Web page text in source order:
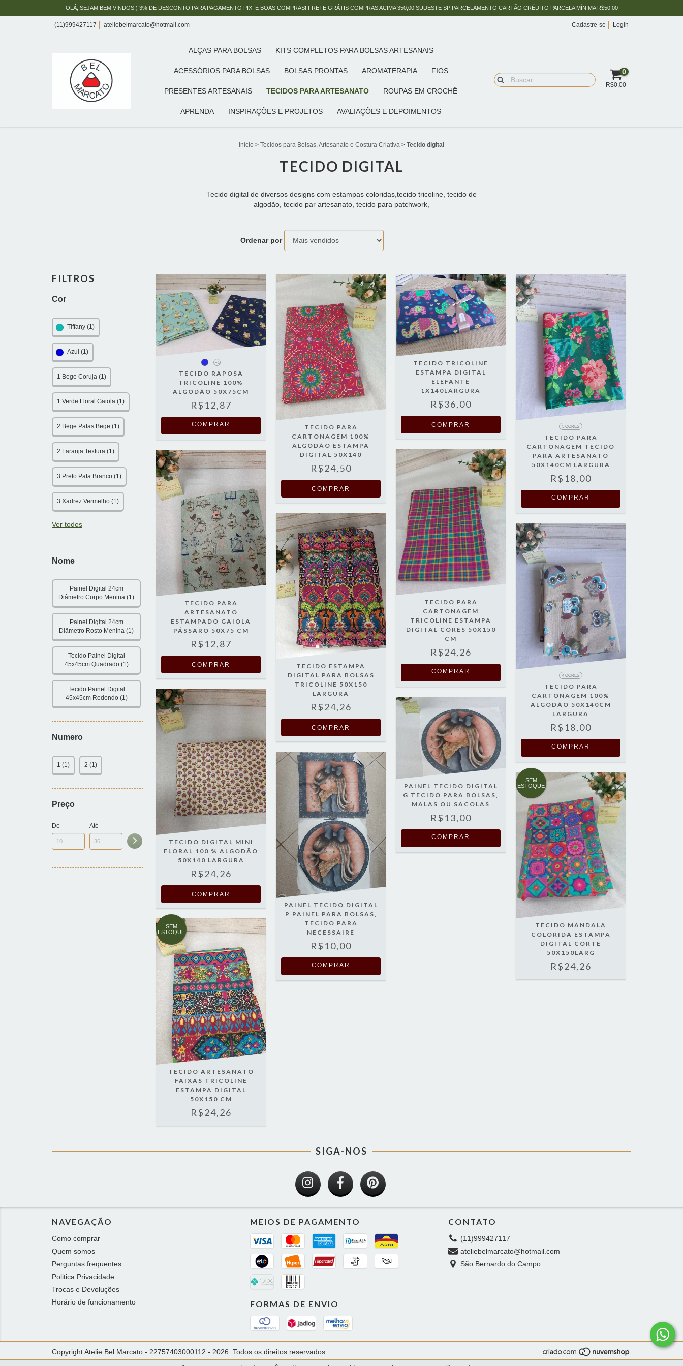
OLÁ, SEJAM BEM VINDOS:) 3% DE DESCONTO PARA PAGAMENTO PIX. E BOAS COMPRAS! FRETE GRÁTIS COMPRAS ACIMA 350,00 SUDESTE SP PARCELAMENTO CARTÃO CRÉDITO PARCELA MÍNIMA R$50,00
(11)999427117 ateliebelmarcato@hotmail.com Cadastre-se Login
ALÇAS PARA BOLSAS KITS COMPLETOS PARA BOLSAS ARTESANAIS
ACESSÓRIOS PARA BOLSAS BOLSAS PRONTAS AROMATERAPIA FIOS
PRESENTES ARTESANAIS TECIDOS PARA ARTESANATO ROUPAS EM CROCHÊ
APRENDA INSPIRAÇÕES E PROJETOS AVALIAÇÕES E DEPOIMENTOS
0
R$0,00
Início > Tecidos para Bolsas, Artesanato e Costura Criativa > Tecido digital
TECIDO DIGITAL
Tecido digital de diversos designs com estampas coloridas,tecido tricoline, tecido de
algodão, tecido par artesanato, tecido para patchwork,
Ordenar por
FILTROS
Cor
Tiffany (1)
Azul (1)
1 Bege Coruja (1)
1 Verde Floral Gaiola (1)
2 Bege Patas Bege (1)
2 Laranja Textura (1)
3 Preto Pata Branco (1)
3 Xadrez Vermelho (1)
Ver todos
Nome
Painel Digital 24cm
Diâmetro Corpo Menina (1)
Painel Digital 24cm
Diâmetro Rosto Menina (1)
Tecido Painel Digital
45x45cm Quadrado (1)
Tecido Painel Digital
45x45cm Redondo (1)
Numero
1 (1) 2 (1)
Preço
De Até
+1
TECIDO RAPOSA
TRICOLINE 100%
ALGODÃO 50X75CM
R$12,87
COMPRAR
TECIDO PARA
CARTONAGEM 100%
ALGODÃO ESTAMPA
DIGITAL 50X140
R$24,50
TECIDO TRICOLINE
ESTAMPA DIGITAL
ELEFANTE
1X140LARGURA
R$36,00
5 CORES
TECIDO PARA
CARTONAGEM TECIDO
PARA ARTESANATO
50X140CM LARGURA
R$18,00
COMPRAR
TECIDO PARA
ARTESANATO
ESTAMPADO GAIOLA
PÁSSARO 50X75 CM
R$12,87
TECIDO ESTAMPA
DIGITAL PARA BOLSAS
TRICOLINE 50X150
LARGURA
R$24,26
TECIDO PARA
CARTONAGEM
TRICOLINE ESTAMPA
DIGITAL CORES 50X150
CM
R$24,26
COMPRAR
4 CORES
TECIDO PARA
CARTONAGEM 100%
ALGODÃO 50X140CM
LARGURA
R$18,00
COMPRAR
TECIDO DIGITAL MINI
FLORAL 100 % ALGODÃO
50X140 LARGURA
R$24,26
PAINEL TECIDO DIGITAL
P PAINEL PARA BOLSAS,
TECIDO PARA
NECESSAIRE
R$10,00
COMPRAR
PAINEL TECIDO DIGITAL
G TECIDO PARA BOLSAS,
MALAS OU SACOLAS
R$13,00
COMPRAR
SEM
ESTOQUE
TECIDO MANDALA
COLORIDA ESTAMPA
DIGITAL CORTE
50X150LARG
R$24,26
SEM
ESTOQUE
TECIDO ARTESANATO
FAIXAS TRICOLINE
ESTAMPA DIGITAL
50X150 CM
R$24,26
SIGA-NOS
NAVEGAÇÃO
Como comprar
Quem somos
Perguntas frequentes
Politica Privacidade
Trocas e Devoluções
Horário de funcionamento
MEIOS DE PAGAMENTO
FORMAS DE ENVIO
CONTATO
(11)999427117
ateliebelmarcato@hotmail.com
São Bernardo do Campo
Copyright Atelie Bel Marcato - 22757403000112 - 2026. Todos os direitos reservados.